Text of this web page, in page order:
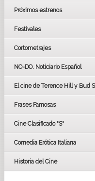
Próximos estrenos
Festivales
LOS OSCARS
GOYAS
BAFTA
Cortometrajes
NO-DO. Noticiario Español
El cine de Terence Hill y Bud
Frases Famosas
Cine Clasificado "S"
Comedia Erótica Italiana
Historia del Cine